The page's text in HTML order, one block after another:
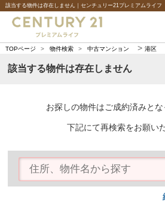
該当する物件は存在しません｜センチュリー21プレミアムライフ
TOPページ > 物件検索 > 中古マンション > 港区
該当する物件は存在しません
お探しの物件はご成約済みとな
下記にて再検索をお願い